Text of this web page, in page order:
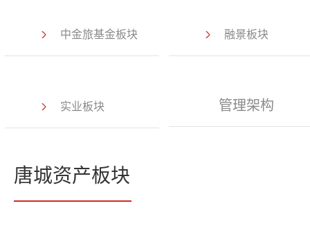
中金旅基金板块 融景板块
实业板块 管理架构
唐城资产板块